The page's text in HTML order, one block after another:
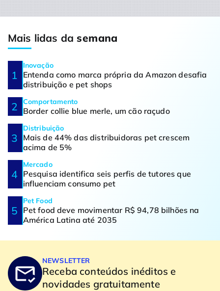
Mais lidas dasemana
Inovação
Entenda como marca própria da Amazon desafia
distribuição e pet shops
Comportamento
Border collie blue merle, um cão raçudo
Distribuição
Mais de 44% das distribuidoras pet crescem
acima de 5%
Mercado
Pesquisa identifica seis perfis de tutores que
influenciam consumo pet
Pet Food
Pet food deve movimentar R$ 94,78 bilhões na
América Latina até 2035
NEWSLETTER
Receba conteúdos inéditos e
novidades gratuitamente